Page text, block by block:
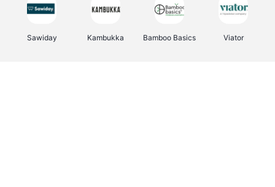
Sawiday Kambukka Bamboo Basics Viator